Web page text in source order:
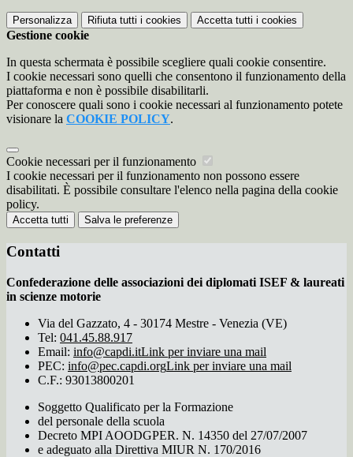
Personalizza Rifiuta tutti i cookies Accetta tutti i cookies
Gestione cookie
In questa schermata è possibile scegliere quali cookie consentire.
I cookie necessari sono quelli che consentono il funzionamento della
piattaforma e non è possibile disabilitarli.
Per conoscere quali sono i cookie necessari al funzionamento potete
visionare la COOKIE POLICY.
Cookie necessari per il funzionamento
I cookie necessari per il funzionamento non possono essere
disabilitati. È possibile consultare l'elenco nella pagina della cookie
policy.
Accetta tutti Salva le preferenze
Contatti
Confederazione delle associazioni dei diplomati ISEF & laureati
in scienze motorie
Via del Gazzato, 4 - 30174 Mestre - Venezia (VE)
Tel: 041.45.88.917
Email: info@capdi.itLink per inviare una mail
PEC: info@pec.capdi.orgLink per inviare una mail
C.F.: 93013800201
Soggetto Qualificato per la Formazione
del personale della scuola
Decreto MPI AOODGPER. N. 14350 del 27/07/2007
e adeguato alla Direttiva MIUR N. 170/2016